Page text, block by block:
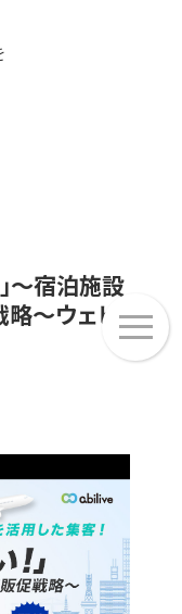
ニ
ュ
～宿泊施設
～ウェビ